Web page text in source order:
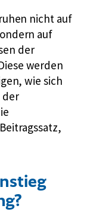
nicht auf
auf
der
werden
wie sich
der